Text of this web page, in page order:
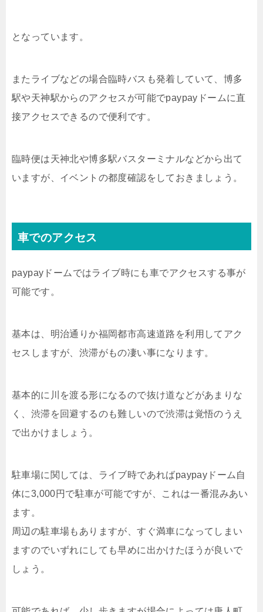
となっています。
またライブなどの場合臨時バスも発着していて、博多
駅や天神駅からのアクセスが可能でpaypayドームに直
接アクセスできるので便利です。
臨時便は天神北や博多駅バスターミナルなどから出て
いますが、イベントの都度確認をしておきましょう。
車でのアクセス
paypayドームではライブ時にも車でアクセスする事が
可能です。
基本は、明治通りか福岡都市高速道路を利用してアク
セスしますが、渋滞がもの凄い事になります。
基本的に川を渡る形になるので抜け道などがあまりな
く、渋滞を回避するのも難しいので渋滞は覚悟のうえ
で出かけましょう。
駐車場に関しては、ライブ時であればpaypayドーム自
体に3,000円で駐車が可能ですが、これは一番混みあい
ます。
周辺の駐車場もありますが、すぐ満車になってしまい
ますのでいずれにしても早めに出かけたほうが良いで
しょう。